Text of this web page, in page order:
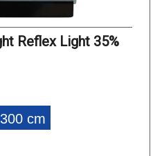
Reflex Light 35%
cm